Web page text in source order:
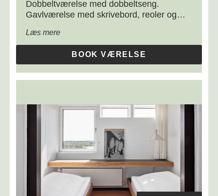
Dobbeltværelse
Dobbeltværelse med dobbeltseng.
Gavlværelse med skrivebord, reoler og
bøjlestang samt eget bad og toilet. Flot
udsigt over Birk og adgang til tekøkken med
minibar.
BOOK VÆRELSE